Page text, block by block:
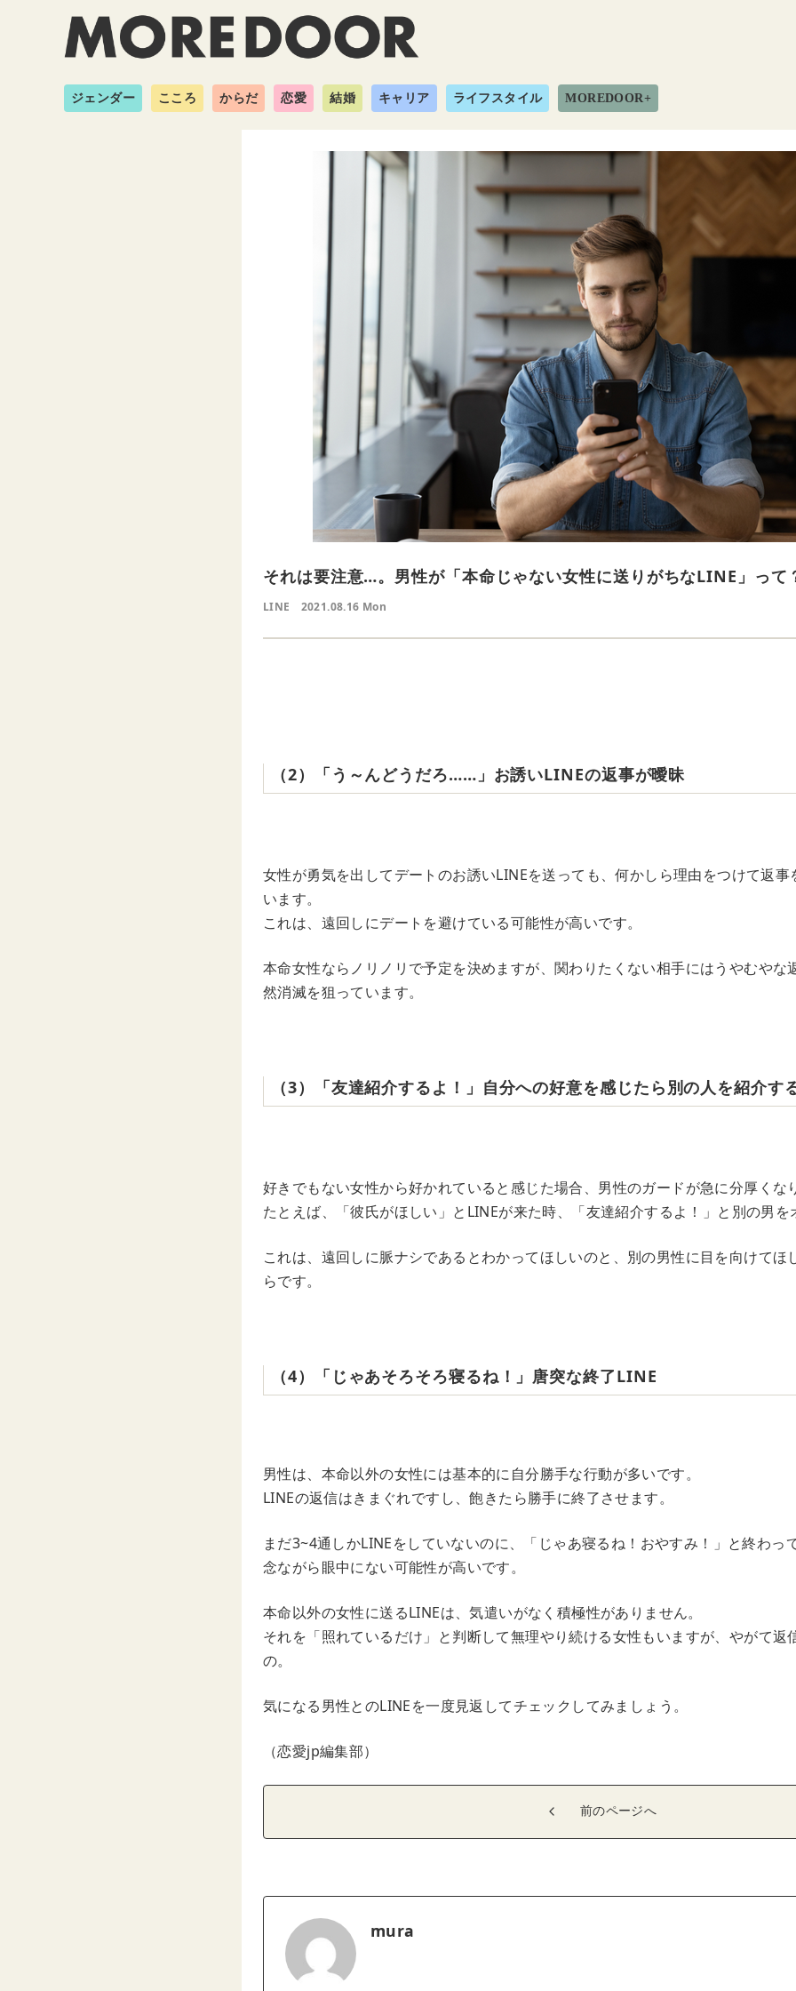
ジェンダー こころ からだ 恋愛 結婚 キャリア ライフスタイル MOREDOOR+
それは要注意…。男性が「本命じゃない女性に送りがちなLINE」って
LINE 2021.08.16 Mon
‌（‌2‌）‌「う～んどうだろ……」お誘いLINEの返事が曖昧
女性が勇気を出してデートのお誘いLINEを送っても、何かしら理由をつけて返
います。
これは、遠回しにデートを避けている可能性が高いです。
本命女性ならノリノリで予定を決めますが、関わりたくない相手にはうやむやな
然消滅を狙っています。
（‌3‌）‌「友達紹介するよ！」自分への好意を感じたら別の人を紹介す
好きでもない女性から好かれていると感じた場合、男性のガードが急に分厚くな
たとえば、「彼氏がほしい」とLINEが来た時、「友達紹介するよ！」と別の男
これは、遠回しに脈ナシであるとわかってほしいのと、別の男性に目を向けてほ
らです。
‌（‌4‌）‌「じゃあそろそろ寝るね！」唐突な終了LINE
男性は、本命以外の女性には基本的に自分勝手な行動が多いです。
LINEの返信はきまぐれですし、飽きたら勝手に終了させます。
まだ3~4通しかLINEをしていないのに、「じゃあ寝るね！おやすみ！」と終わっ
念ながら眼中にない可能性が高いです。
本命以外の女性に送るLINEは、気遣いがなく積極性がありません。
それを「照れているだけ」と判断して無理やり続ける女性もいますが、やがて返
の。
気になる男性とのLINEを一度見返してチェックしてみましょう。
（恋愛jp編集部）
前のページへ
mura